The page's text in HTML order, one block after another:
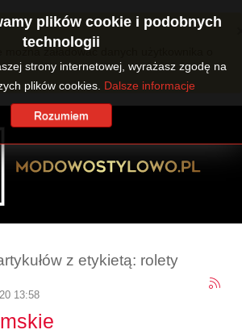
można załadować danych użytkownika o
z etykietą: rolety
13:58
plików cookie i podobnych
technologii
strony internetowej, wyrażasz zgodę na
plików cookies. Dalsze informacje
Rozumiem